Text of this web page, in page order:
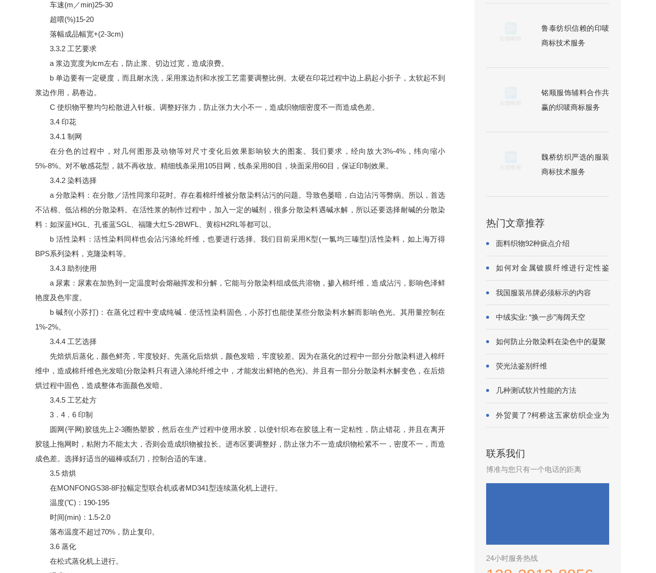
车速(m／min)25-30
超喂(%)15-20
落幅成品幅宽+(2-3cm)
3.3.2 工艺要求
a 浆边宽度为lcm左右，防止浆、切边过宽，造成浪费。
b 单边要有一定硬度，而且耐水洗，采用浆边剂和水按工艺需要调整比例。太硬在印花过程中边上易起小折子，太软起不到
浆边作用，易卷边。
C 使织物平整均匀松散进入针板。调整好张力，防止张力大小不一，造成织物细密度不一而造成色差。
3.4 印花
3.4.1 制网
在分色的过程中，对几何图形及动物等对尺寸变化后效果影响较大的图案。我们要求，经向放大3%-4%，纬向缩小
5%-8%。对不敏感花型，就不再收放。精细线条采用105目网，线条采用80目，块面采用60目，保证印制效果。
3.4.2 染料选择
a 分散染料：在分散／活性同浆印花时。存在着棉纤维被分散染料沾污的问题。导致色萎暗，白边沾污等弊病。所以，首选
不沾棉、低沾棉的分散染料。在活性浆的制作过程中，加入一定的碱剂，很多分散染料遇碱水解，所以还要选择耐碱的分散染
料：如深蓝HGL、孔雀蓝SGL、福隆大红S-2BWFL、黄棕H2RL等都可以。
b 活性染料：活性染料同样也会沾污涤纶纤维，也要进行选择。我们目前采用K型(一氯均三嗪型)活性染料，如上海万得
BPS系列染料，克隆染料等。
3.4.3 助剂使用
a 尿素：尿素在加热到一定温度时会熔融挥发和分解，它能与分散染料组成低共溶物，掺入棉纤维，造成沾污，影响色泽鲜
艳度及色牢度。
b 碱剂(小苏打)：在蒸化过程中变成纯碱．使活性染料固色，小苏打也能使某些分散染料水解而影响色光。其用量控制在
1%-2%。
3.4.4 工艺选择
先焙烘后蒸化，颜色鲜亮，牢度较好。先蒸化后焙烘，颜色发暗，牢度较差。因为在蒸化的过程中一部分分散染料进入棉纤
维中，造成棉纤维色光发暗(分散染料只有进入涤纶纤维之中，才能发出鲜艳的色光)。并且有一部分分散染料水解变色，在后焙
烘过程中固色，造成整体布面颜色发暗。
3.4.5 工艺处方
3．4．6 印制
圆网(平网)胶毯先上2-3圈热塑胶，然后在生产过程中使用水胶，以使针织布在胶毯上有一定粘性，防止错花，并且在离开
胶毯上拖网时，粘附力不能太大，否则会造成织物被拉长。进布区要调整好，防止张力不一造成织物松紧不一，密度不一，而造
成色差。选择好适当的磁棒或刮刀，控制合适的车速。
3.5 焙烘
在MONFONGS38-8F拉幅定型联合机或者MD341型连续蒸化机上进行。
温度(℃)：190-195
时间(min)：1.5-2.0
落布温度不超过70%，防止复印。
3.6 蒸化
在松式蒸化机上进行。
鲁泰纺织信赖的印唛
商标技术服务
铭顺服饰辅料合作共
赢的织唛商标服务
魏桥纺织严选的服装
商标技术服务
热门文章推荐
面料织物92种疵点介绍
如何对金属镀膜纤维进行定性鉴
别?
我国服装吊牌必须标示的内容
中绒实业: “换一步”海阔天空
如何防止分散染料在染色中的凝聚
荧光法鉴别纤维
几种测试软片性能的方法
外贸黄了?柯桥这五家纺织企业为
何底气···
联系我们
博准与您只有一个电话的距离
24小时服务热线